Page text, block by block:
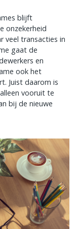
blijft
onzekerheid
veel transacties in
gaat de
en
ook het
Juist daarom is
vooruit te
bij de nieuwe